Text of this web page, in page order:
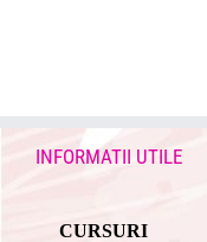
INFORMATII UTILE
CURSURI